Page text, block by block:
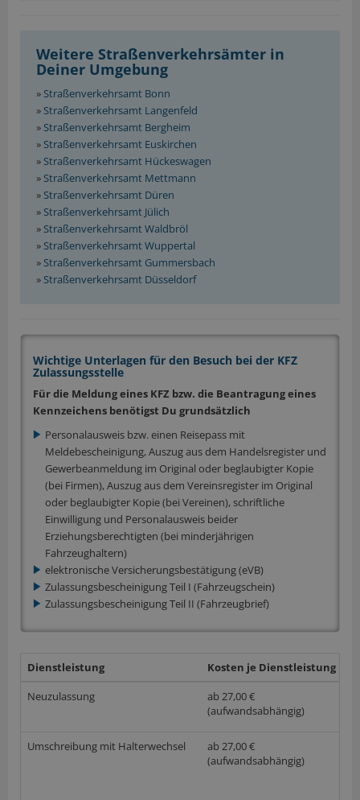
Weitere Straßenverkehrsämter in
Deiner Umgebung
» Straßenverkehrsamt Bonn
» Straßenverkehrsamt Langenfeld
» Straßenverkehrsamt Bergheim
» Straßenverkehrsamt Euskirchen
» Straßenverkehrsamt Hückeswagen
» Straßenverkehrsamt Mettmann
» Straßenverkehrsamt Düren
» Straßenverkehrsamt Jülich
» Straßenverkehrsamt Waldbröl
» Straßenverkehrsamt Wuppertal
» Straßenverkehrsamt Gummersbach
» Straßenverkehrsamt Düsseldorf
Wichtige Unterlagen für den Besuch bei der KFZ
Zulassungsstelle
Für die Meldung eines KFZ bzw. die Beantragung eines
Kennzeichens benötigst Du grundsätzlich
Personalausweis bzw. einen Reisepass mit
Meldebescheinigung, Auszug aus dem Handelsregister und
Gewerbeanmeldung im Original oder beglaubigter Kopie
(bei Firmen), Auszug aus dem Vereinsregister im Original
oder beglaubigter Kopie (bei Vereinen), schriftliche
Einwilligung und Personalausweis beider
Erziehungsberechtigten (bei minderjährigen
Fahrzeughaltern)
elektronische Versicherungsbestätigung (eVB)
Zulassungsbescheinigung Teil I (Fahrzeugschein)
Zulassungsbescheinigung Teil II (Fahrzeugbrief)
Dienstleistung Kosten je Dienstleistung
Neuzulassung
ab 27,00 €
(aufwandsabhängig)
Umschreibung mit Halterwechsel
ab 27,00 €
(aufwandsabhängig)